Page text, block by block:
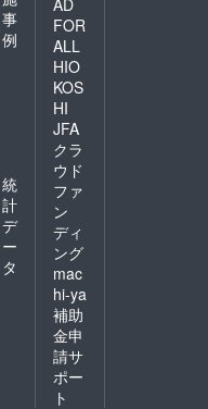
事
例
統
計
デ
ー
タ
AD
FOR
ALL
HIO
KOS
HI
JFA
クラ
ウド
ファ
ン
ディ
ング
mac
hi-ya
補助
金申
請サ
ポー
ト